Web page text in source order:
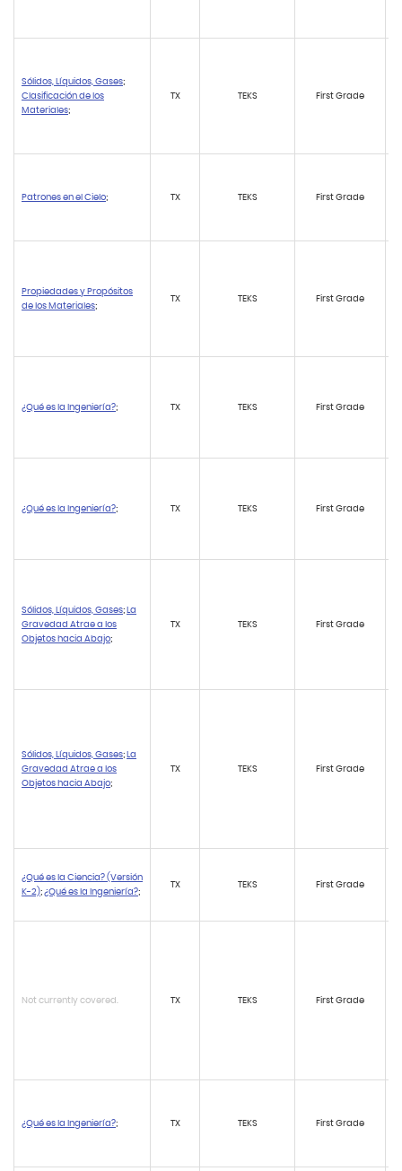
Sólidos, Líquidos, Gases;
Clasificación de los
Materiales;
TX TEKS First Grade
Patrones en el Cielo; TX TEKS First Grade
Propiedades y Propósitos
de los Materiales;
TX TEKS First Grade
¿Qué es la Ingeniería?; TX TEKS First Grade
¿Qué es la Ingeniería?; TX TEKS First Grade
Sólidos, Líquidos, Gases; La
Gravedad Atrae a los
Objetos hacia Abajo;
TX TEKS First Grade
Sólidos, Líquidos, Gases; La
Gravedad Atrae a los
Objetos hacia Abajo;
TX TEKS First Grade
¿Qué es la Ciencia? (Versión
K-2); ¿Qué es la Ingeniería?;
TX TEKS First Grade
Not currently covered. TX TEKS First Grade
¿Qué es la Ingeniería?; TX TEKS First Grade